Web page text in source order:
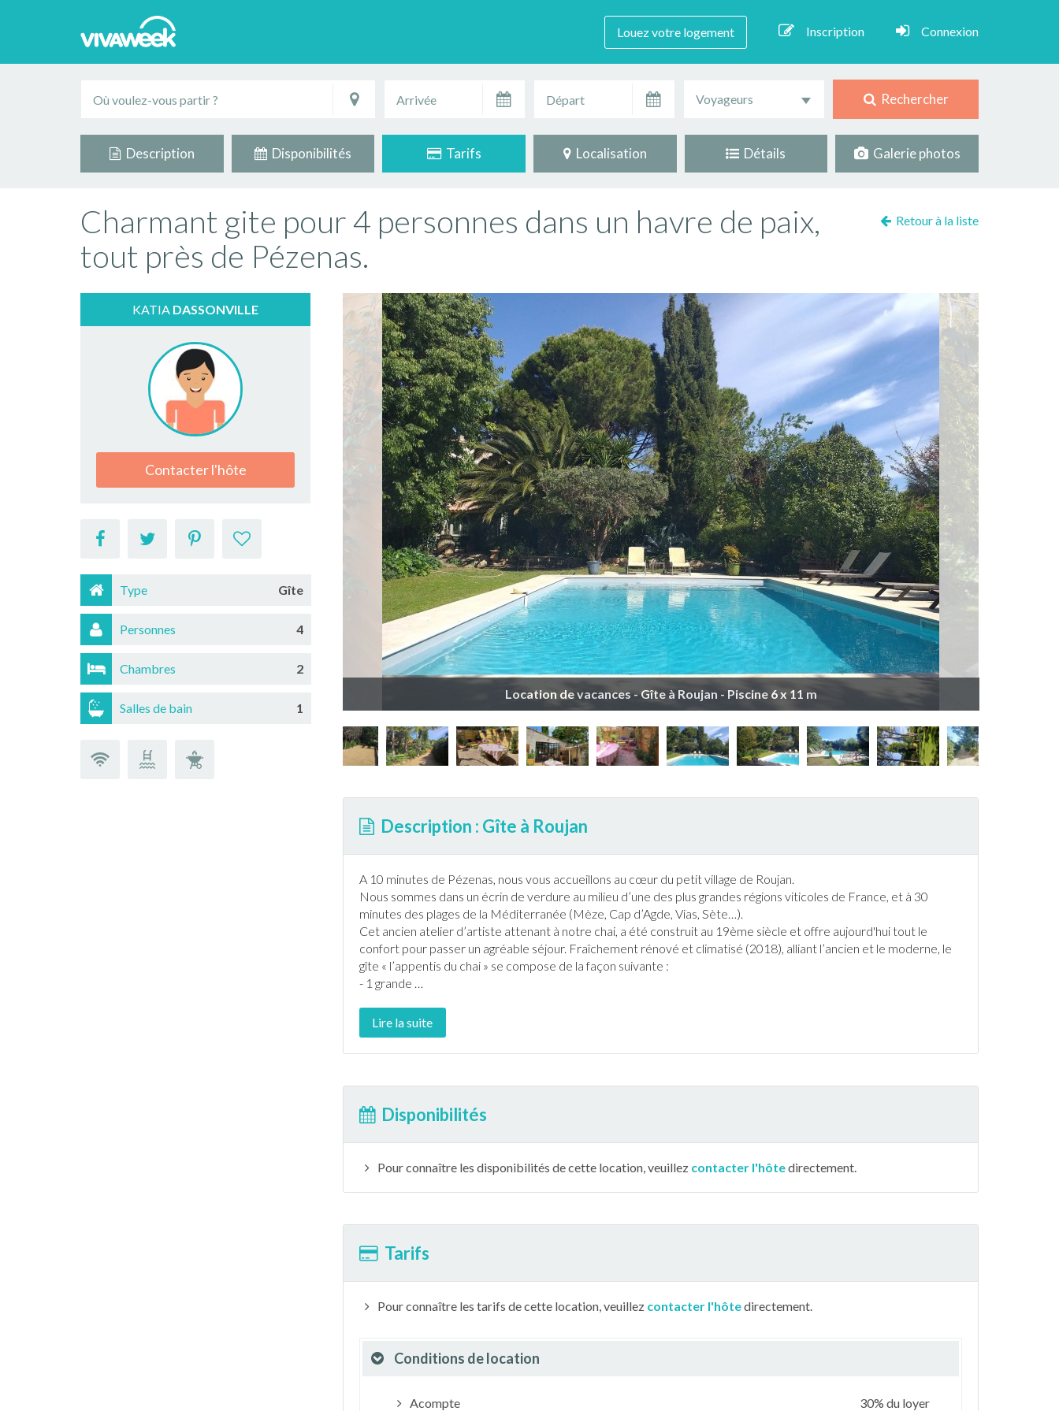
Louez votre logement Inscription Connexion
Voyageurs Rechercher
Description Disponibilités Tarifs Localisation Détails Galerie photos
Charmant gite pour 4 personnes dans un havre de paix,
tout près de Pézenas.
Retour à la liste
KATIA DASSONVILLE
Contacter l'hôte
Type Gîte
Personnes 4
Chambres 2
Salles de bain 1
Location de vacances - Gîte à Roujan - Piscine 6 x 11 m
Description : Gîte à Roujan
A 10 minutes de Pézenas, nous vous accueillons au cœur du petit village de Roujan.
Nous sommes dans un écrin de verdure au milieu d’une des plus grandes régions viticoles de France, et à 30
minutes des plages de la Méditerranée (Mèze, Cap d’Agde, Vias, Sète…).
Cet ancien atelier d’artiste attenant à notre chai, a été construit au 19ème siècle et offre aujourd'hui tout le
confort pour passer un agréable séjour. Fraîchement rénové et climatisé (2018), alliant l’ancien et le moderne, le
gîte « l’appentis du chai » se compose de la façon suivante :
- 1 grande …
Lire la suite
Disponibilités
Pour connaître les disponibilités de cette location, veuillez contacter l'hôtedirectement.
Tarifs
Pour connaître les tarifs de cette location, veuillez contacter l'hôtedirectement.
Conditions de location
Acompte
30% du loyer